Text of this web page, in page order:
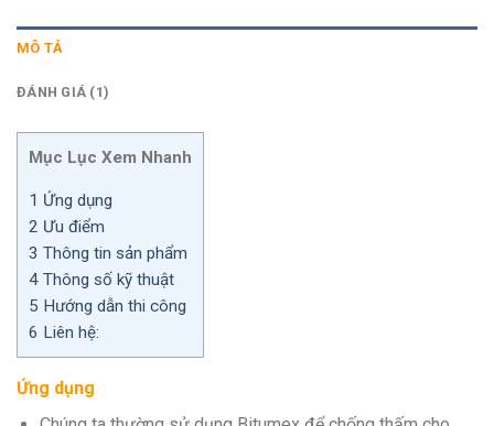
MÔ TẢ
ĐÁNH GIÁ (1)
Mục Lục Xem Nhanh
1 Ứng dụng
2 Ưu điểm
3 Thông tin sản phẩm
4 Thông số kỹ thuật
5 Hướng dẫn thi công
6 Liên hệ:
Ứng dụng